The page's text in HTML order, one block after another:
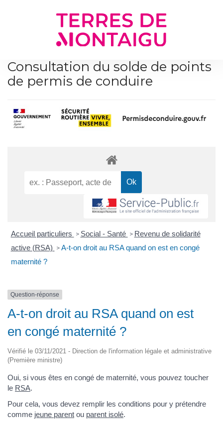
Consultation du solde de points
de permis de conduire
Accueil particuliers > Social - Santé > Revenu de solidarité
active (RSA) > A-t-on droit au RSA quand on est en congé
maternité ?
Question-réponse
A-t-on droit au RSA quand on est
en congé maternité ?
Vérifié le 03/11/2021 - Direction de l'information légale et administrative
(Première ministre)
Oui, si vous êtes en congé de maternité, vous pouvez toucher
le RSA.
Pour cela, vous devez remplir les conditions pour y prétendre
comme jeune parent ou parent isolé.